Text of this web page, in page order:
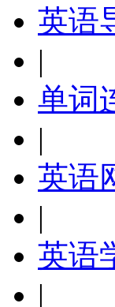
英语
|
单词
|
英语
|
英语
|